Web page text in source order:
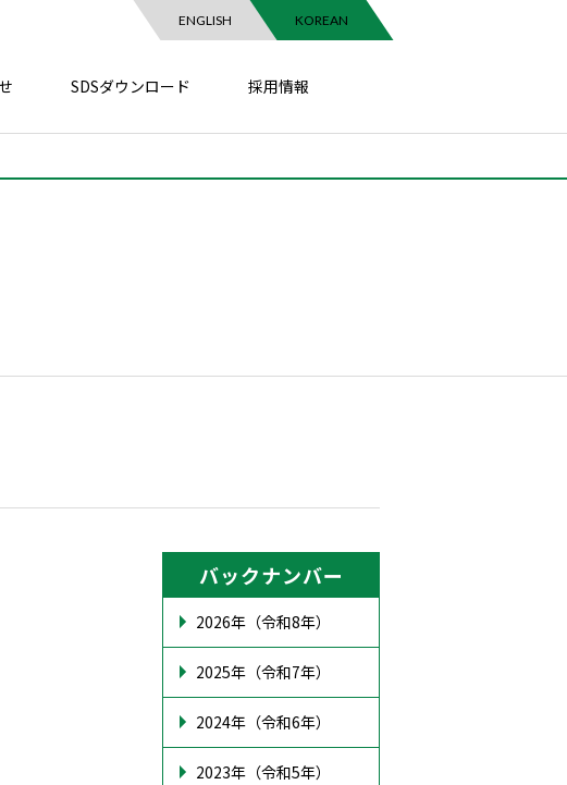
ENGLISH KOREAN
SDSダウンロード 採用情報
バックナンバー
2026年（令和8年）
2025年（令和7年）
2024年（令和6年）
2023年（令和5年）